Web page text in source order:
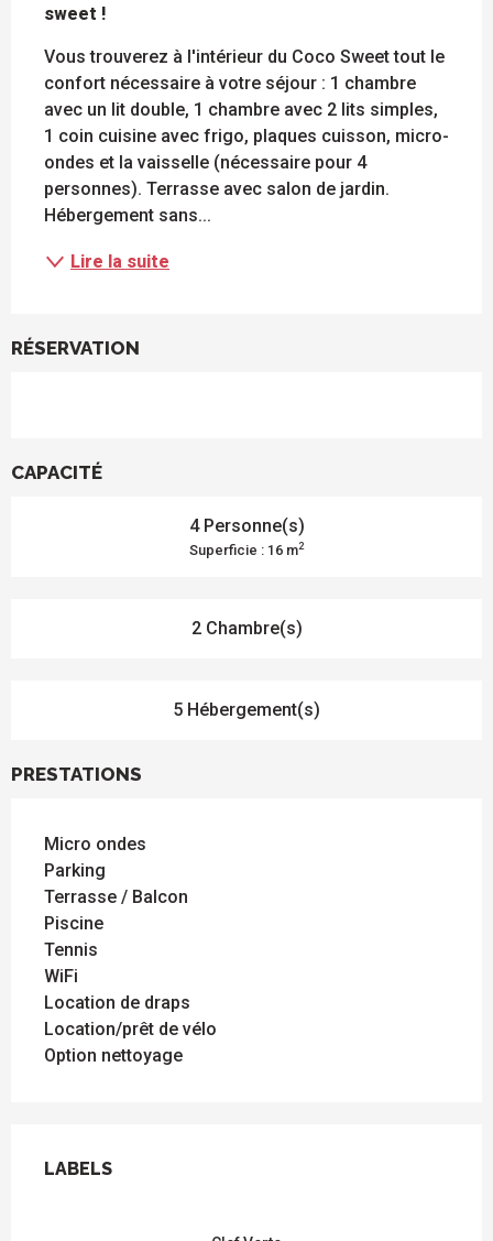
sweet !
Vous trouverez à l'intérieur du Coco Sweet tout le
confort nécessaire à votre séjour : 1 chambre
avec un lit double, 1 chambre avec 2 lits simples,
1 coin cuisine avec frigo, plaques cuisson, micro-
ondes et la vaisselle (nécessaire pour 4
personnes). Terrasse avec salon de jardin.
Hébergement sans...
Lire la suite
RÉSERVATION
CAPACITÉ
4 Personne(s)
Superficie : 16 m2
2 Chambre(s)
5 Hébergement(s)
PRESTATIONS
Micro ondes
Parking
Terrasse / Balcon
Piscine
Tennis
WiFi
Location de draps
Location/prêt de vélo
Option nettoyage
LABELS
LABELS